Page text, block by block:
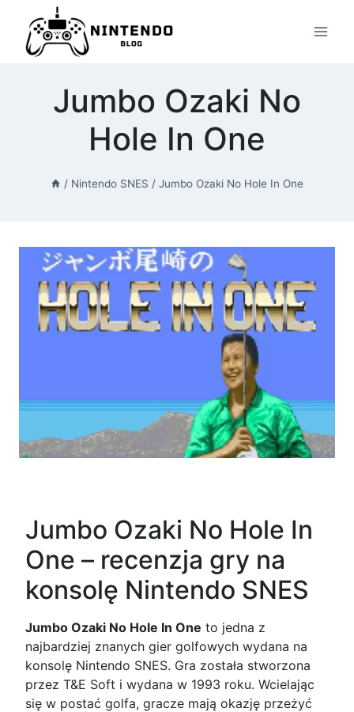
Przeskocz
treści
Jumbo Ozaki No
Hole In One
/ Nintendo SNES / Jumbo Ozaki No Hole In One
Jumbo Ozaki No Hole In
One – recenzja gry na
konsolę Nintendo SNES
Jumbo Ozaki No Hole In One to jedna z
najbardziej znanych gier golfowych wydana na
konsolę Nintendo SNES. Gra została stworzona
przez T&E Soft i wydana w 1993 roku. Wcielając
się w postać golfa, gracze mają okazję przeżyć